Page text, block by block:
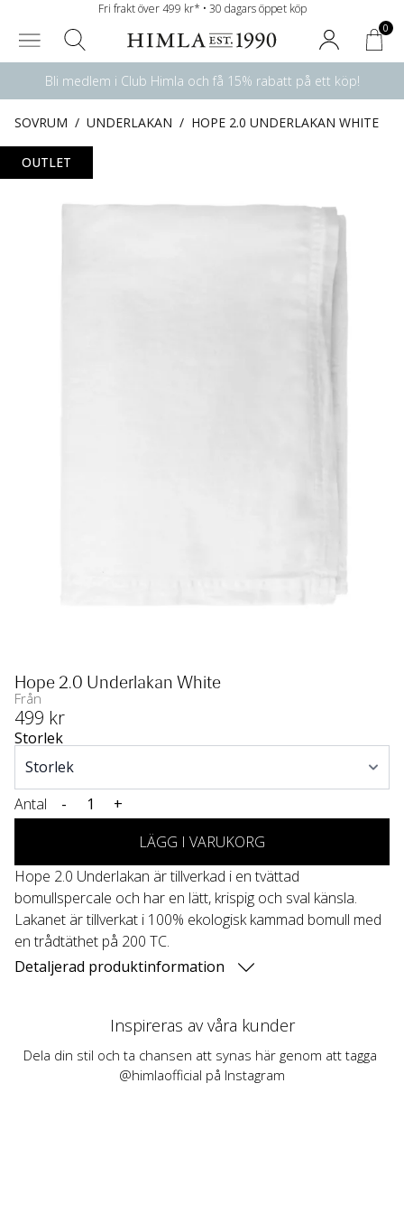
Fri frakt över 499 kr* • 30 dagars öppet köp
0
Bli medlem i Club Himla och få 15% rabatt på ett köp!
SOVRUM / UNDERLAKAN / HOPE 2.0 UNDERLAKAN WHITE
OUTLET
Hope 2.0 Underlakan White
Från
499 kr
Storlek
Antal -
+
LÄGG I VARUKORG
Hope 2.0 Underlakan är tillverkad i en tvättad
bomullspercale och har en lätt, krispig och sval känsla.
Lakanet är tillverkat i 100% ekologisk kammad bomull med
en trådtäthet på 200 TC.
Detaljerad produktinformation
Inspireras av våra kunder
Dela din stil och ta chansen att synas här genom att tagga
@himlaofficial på Instagram